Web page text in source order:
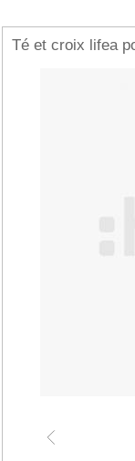
Té et croix lifea